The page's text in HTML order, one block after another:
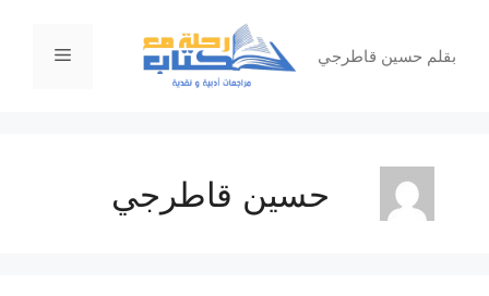
المحتوىبقلم حسين قاطرجي القائمة
حسين قاطرجي